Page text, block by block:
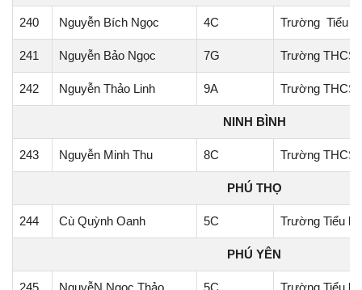
240 Nguyễn Bích Ngọc 4C Trường Tiểu
241 Nguyễn Bảo Ngọc 7G Trường THCS
242 Nguyễn Thảo Linh 9A Trường THCS
NINH BÌNH
243 Nguyễn Minh Thu 8C Trường THCS
PHÚ THỌ
244 Cù Quỳnh Oanh 5C Trường Tiểu
PHÚ YÊN
245 NguyễN Ngọc Thảo 5C Trường Tiểu